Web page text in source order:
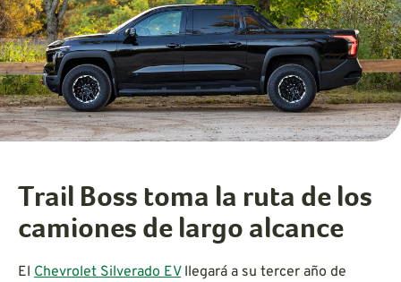
Trail Boss toma la ruta de los
camiones de largo alcance
El Chevrolet Silverado EVllegará a su tercer año de